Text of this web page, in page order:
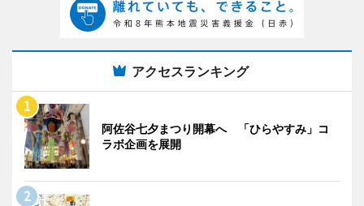
アクセスランキング
阿佐谷七夕まつり開幕へ 「ひらやすみ」コ
ラボ企画を展開